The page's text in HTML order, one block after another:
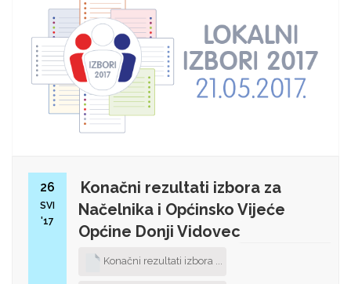
26
SVI
'17
Konačni rezultati izbora za
Načelnika i Općinsko Vijeće
Općine Donji Vidovec
Konačni rezultati izbora ...